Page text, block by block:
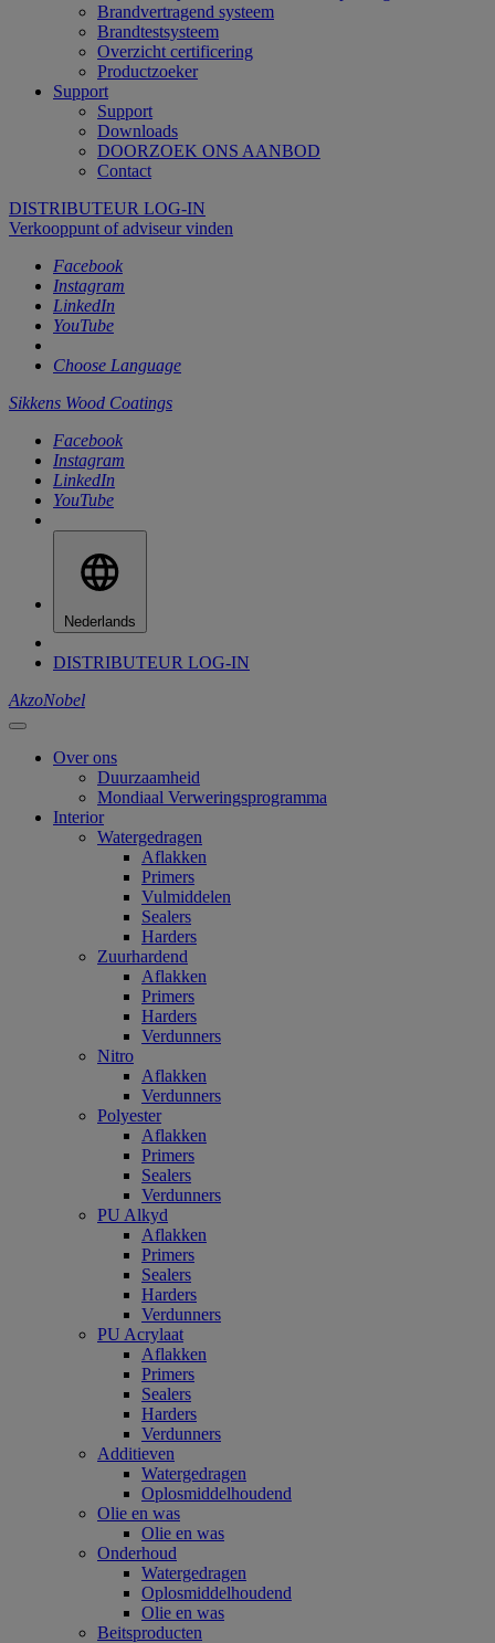
Brandvertragend systeem
Brandtestsysteem
Overzicht certificering
Productzoeker
Support
Support
Downloads
DOORZOEK ONS AANBOD
Contact
DISTRIBUTEUR LOG-IN
Verkooppunt of adviseur vinden
Facebook
Instagram
LinkedIn
YouTube
Choose Language
Sikkens Wood Coatings
Facebook
Instagram
LinkedIn
YouTube
Nederlands
DISTRIBUTEUR LOG-IN
AkzoNobel
Over ons
Duurzaamheid
Mondiaal Verweringsprogramma
Interior
Watergedragen
Aflakken
Primers
Vulmiddelen
Sealers
Harders
Zuurhardend
Aflakken
Primers
Harders
Verdunners
Nitro
Aflakken
Verdunners
Polyester
Aflakken
Primers
Sealers
Verdunners
PU Alkyd
Aflakken
Primers
Sealers
Harders
Verdunners
PU Acrylaat
Aflakken
Primers
Sealers
Harders
Verdunners
Additieven
Watergedragen
Oplosmiddelhoudend
Olie en was
Olie en was
Onderhoud
Watergedragen
Oplosmiddelhoudend
Olie en was
Beitsproducten